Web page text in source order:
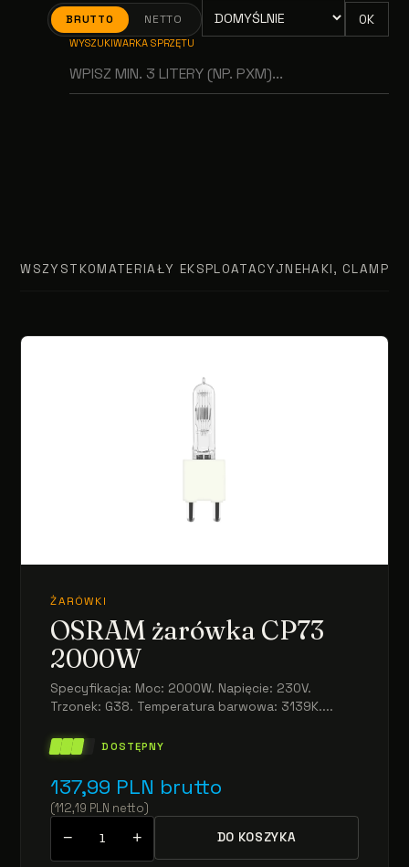
BRUTTO NETTO OK
WYSZUKIWARKA SPRZĘTU
WSZYSTKOMATERIAŁY EKSPLOATACYJNEHAKI, CLAMPY,
ŻARÓWKI
OSRAM żarówka CP73
2000W
Specyfikacja: Moc: 2000W. Napięcie: 230V.
Trzonek: G38. Temperatura barwowa: 3139K....
DOSTĘPNY
137,99 PLN brutto
(112,19 PLN netto)
− + DO KOSZYKA